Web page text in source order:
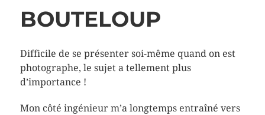
BOUTELOUP
Difficile de se présenter soi-même quand on est
photographe, le sujet a tellement plus
d’importance !
Mon côté ingénieur m’a longtemps entraîné vers